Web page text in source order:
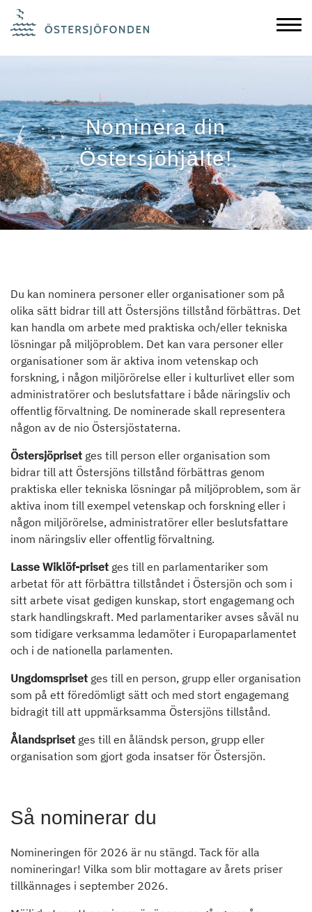
Nominera din
Östersjöhjälte!
Du kan nominera personer eller organisationer som på
olika sätt bidrar till att Östersjöns tillstånd förbättras. Det
kan handla om arbete med praktiska och/eller tekniska
lösningar på miljöproblem. Det kan vara personer eller
organisationer som är aktiva inom vetenskap och
forskning, i någon miljörörelse eller i kulturlivet eller som
administratörer och beslutsfattare i både näringsliv och
offentlig förvaltning. De nominerade skall representera
någon av de nio Östersjöstaterna.
Östersjöpriset ges till person eller organisation som
bidrar till att Östersjöns tillstånd förbättras genom
praktiska eller tekniska lösningar på miljöproblem, som är
aktiva inom till exempel vetenskap och forskning eller i
någon miljörörelse, administratörer eller beslutsfattare
inom näringsliv eller offentlig förvaltning.
Lasse Wiklöf-priset ges till en parlamentariker som
arbetat för att förbättra tillståndet i Östersjön och som i
sitt arbete visat gedigen kunskap, stort engagemang och
stark handlingskraft. Med parlamentariker avses såväl nu
som tidigare verksamma ledamöter i Europaparlamentet
och i de nationella parlamenten.
Ungdomspriset ges till en person, grupp eller organisation
som på ett föredömligt sätt och med stort engagemang
bidragit till att uppmärksamma Östersjöns tillstånd.
Ålandspriset ges till en åländsk person, grupp eller
organisation som gjort goda insatser för Östersjön.
Så nominerar du
Nomineringen för 2026 är nu stängd. Tack för alla
nomineringar! Vilka som blir mottagare av årets priser
tillkännages i september 2026.